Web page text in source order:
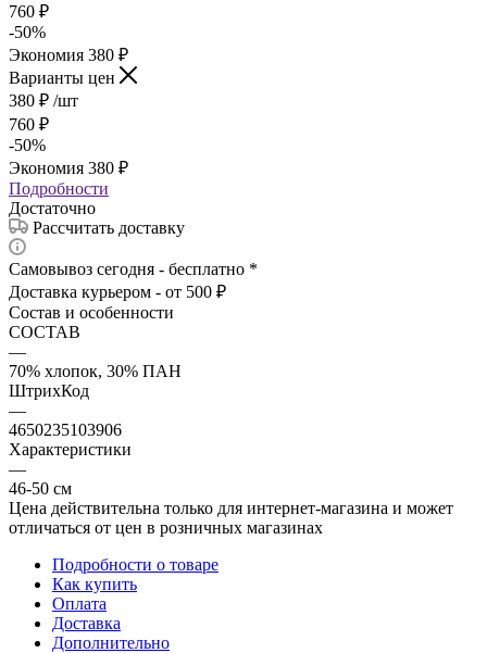
760 ₽
-50%
Экономия 380 ₽
Варианты цен
380 ₽ /шт
760 ₽
-50%
Экономия 380 ₽
Подробности
Достаточно
Рассчитать доставку
Самовывоз сегодня - бесплатно *
Доставка курьером - от 500 ₽
Состав и особенности
СОСТАВ
—
70% хлопок, 30% ПАН
ШтрихКод
—
4650235103906
Характеристики
—
46-50 см
Цена действительна только для интернет-магазина и может
отличаться от цен в розничных магазинах
Подробности о товаре
Как купить
Оплата
Доставка
Дополнительно